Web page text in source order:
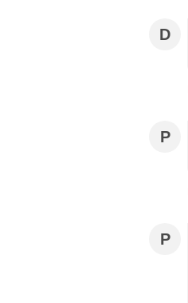
D
P
P